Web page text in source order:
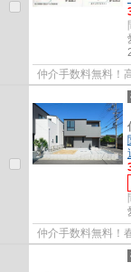
仲介手数料無料！
仲介手数料無料！